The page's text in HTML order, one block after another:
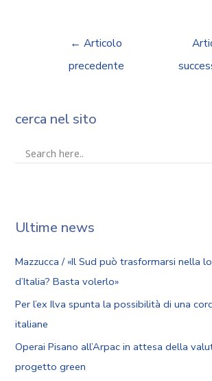
← Articolo
precedente
cerca nel sito
Ultime news
Mazzucca / «Il Sud può trasformarsi nella
d’Italia? Basta volerlo»
Per l’ex Ilva spunta la possibilità di una
italiane
Operai Pisano all’Arpac in attesa della
progetto green